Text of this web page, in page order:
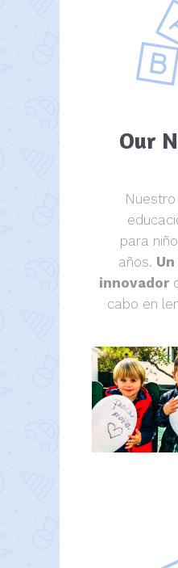
Our
para
años.
innovador
cabo en